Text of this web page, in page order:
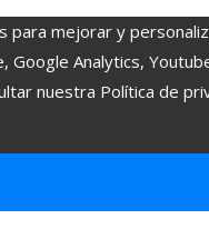
para mejorar y
Analytics,
nuestra Política de